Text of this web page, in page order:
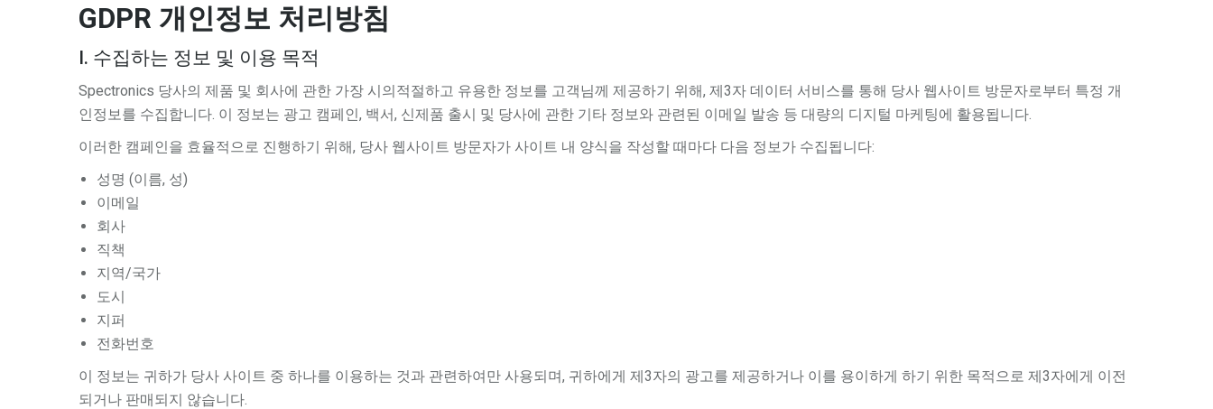
GDPR 개인정보 처리방침
I. 수집하는 정보 및 이용 목적
Spectronics 당사의 제품 및 회사에 관한 가장 시의적절하고 유용한 정보를 고객님께 제공하기 위해, 제3자 데이터 서비스를 통해 당사 웹사이트 방문자로부터 특정 개
인정보를 수집합니다. 이 정보는 광고 캠페인, 백서, 신제품 출시 및 당사에 관한 기타 정보와 관련된 이메일 발송 등 대량의 디지털 마케팅에 활용됩니다.
이러한 캠페인을 효율적으로 진행하기 위해, 당사 웹사이트 방문자가 사이트 내 양식을 작성할 때마다 다음 정보가 수집됩니다:
성명 (이름, 성)
이메일
회사
직책
지역/국가
도시
지퍼
전화번호
이 정보는 귀하가 당사 사이트 중 하나를 이용하는 것과 관련하여만 사용되며, 귀하에게 제3자의 광고를 제공하거나 이를 용이하게 하기 위한 목적으로 제3자에게 이전
되거나 판매되지 않습니다.